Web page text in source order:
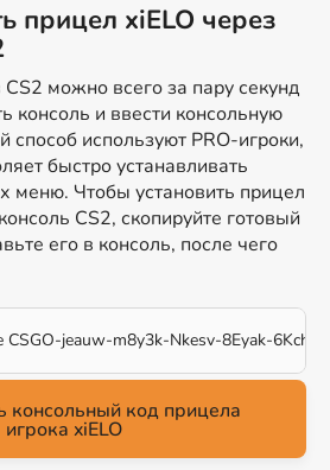
прицел xiELO через
можно всего за пару секунд
консоль и ввести консольную
способ используют PRO-игроки,
быстро устанавливать
меню. Чтобы установить прицел
CS2, скопируйте готовый
его в консоль, после чего
CSGO-jeauw-m8y3k-Nkesv-8Eyak-6KchQ
консольный код прицела
игрока xiELO